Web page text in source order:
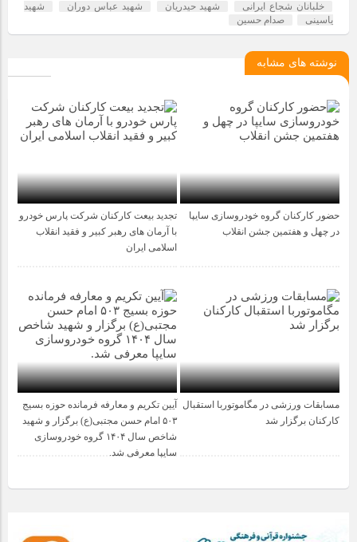
خلبانان شجاع ایرانی شهید حیدریان شهید عباس دوران
شهید
یاسینی
صدام حسین
نوشته های مشابه
5 ماه قبل
حضور کارکنان گروه خودروسازی سایپا
در چهل و هفتمین جشن انقلاب
تجدید بیعت کارکنان شرکت پارس خودرو
با آرمان های رهبر کبیر و فقید انقلاب
اسلامی ایران
1 سال قبل
مسابقات ورزشی در مگاموتوربا استقبال
کارکنان برگزار شد
آیین تکریم و معارفه فرمانده حوزه بسیج
۵۰۳ امام حسن مجتبی(ع) برگزار و شهید
شاخص سال ۱۴۰۴ گروه خودروسازی
سایپا معرفی شد.